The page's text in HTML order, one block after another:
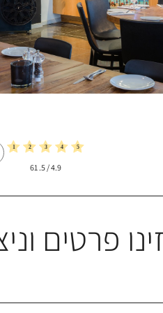
4.9
/ 5.
61
פרטים